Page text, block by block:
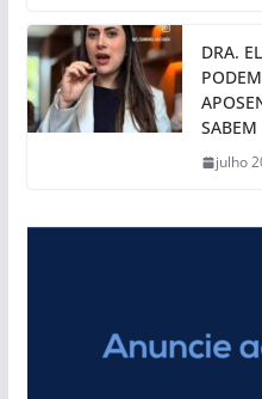
DRA.
SABEM
julho